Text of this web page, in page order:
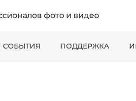
фото и видео
СОБЫТИЯ ПОДДЕРЖКА